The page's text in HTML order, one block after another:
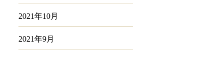
2021年10月
2021年9月